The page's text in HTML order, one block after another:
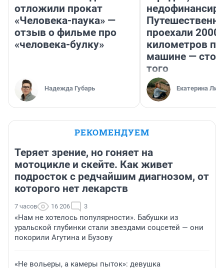
отложили прокат
«Человека-паука» —
отзыв о фильме про
«человека-булку»
Надежда Губарь
проехали 2000
километров по
машине —
того
Екатерина
РЕКОМЕНДУЕМ
Теряет зрение, но гоняет на
мотоцикле и скейте. Как живет
подросток с редчайшим диагнозом, от
которого нет лекарств
7 часов 16 206 3
«Нам не хотелось популярности». Бабушки из
уральской глубинки стали звездами соцсетей — они
покорили Агутина и Бузову
«Не вольеры, а камеры пыток»: девушка